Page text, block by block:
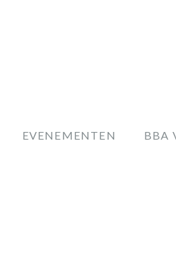
EVENEMENTEN BBA